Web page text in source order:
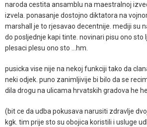
naroda cestita ansamblu na maestralnoj
izvela. ponasanje dostojno diktatora na
marshall je to rjesavao decentnije. mediji su
do posljednje kapi tinte. novinari pisu ono sto
plesaci plesu ono sto ...hm.
pusicka vise nije na nekoj funkciji tako da
neki odjek. puno zanimljivije bi bilo da se
dila drogu na ulicama hrvatskih gradova he
(bit ce da udba pokusava narusiti zdravlje
kgk. tim prije sto su obojica koristili i usluge